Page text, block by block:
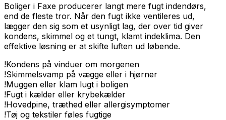
Boliger i Faxe producerer langt mere fugt indendørs,
end de fleste tror. Når den fugt ikke ventileres ud,
lægger den sig som et usynligt lag, der over tid giver
kondens, skimmel og et tungt, klamt indeklima. Den
effektive løsning er at skifte luften ud løbende.
!Kondens på vinduer om morgenen
!Skimmelsvamp på vægge eller i hjørner
!Muggen eller klam lugt i boligen
!Fugt i kælder eller krybekælder
!Hovedpine, træthed eller allergisymptomer
!Tøj og tekstiler føles fugtige